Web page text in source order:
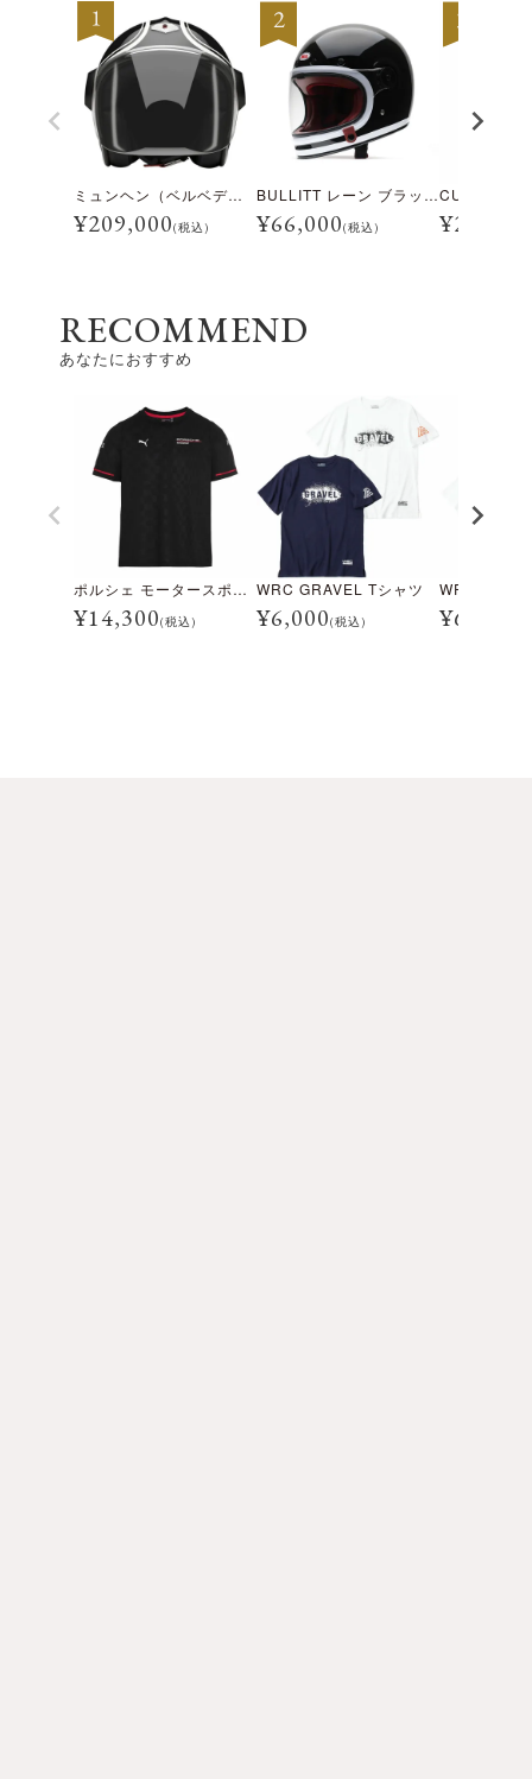
ミュンヘン（ベルベデーレ）
¥209,000(税込)
BULLITT レーン ブラック/ホワイト
¥66,000(税込) ¥28,600
RECOMMEND
あなたにおすすめ
ポルシェ モータースポーツ レプリカ Tシャツ
¥14,300(税込)
WRC GRAVEL Tシャツ
¥6,000(税込) ¥6,000